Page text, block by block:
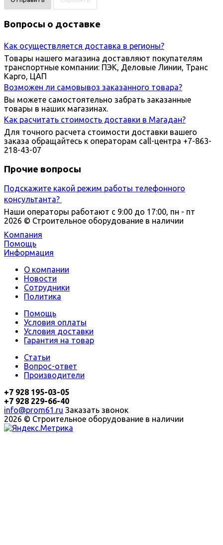
Вопросы о доставке
Как осуществляется доставка в регионы?
Товары нашего магазина доставляют покупателям
транспортные компании: ПЭК, Деловые Линии, Транс
Карго, ЦАП
Возможен ли самовывоз заказанного товара?
Вы можете самостоятельно забрать заказанные
товары в наших магазинах.
Как расчитать стоимость доставки в Магадан?
Для точного расчета стоимости доставки вашего
заказа обращайтесь к операторам call-центра +7-863-
218-43-07
Прочие вопросы
Подскажите какой режим работы телефонного
консультанта?
Наши операторы работают с 9:00 до 17:00, пн - пт
2026 © Строительное оборудование в наличии
Компания
Помощь
Информация
О компании
Новости
Сотрудники
Политика
Помощь
Условия оплаты
Условия доставки
Гарантия на товар
Статьи
Вопрос-ответ
Производители
+7 928 195-03-05
+7 928 229-66-40
info@prom61.ru Заказать звонок
2026 © Строительное оборудование в наличии